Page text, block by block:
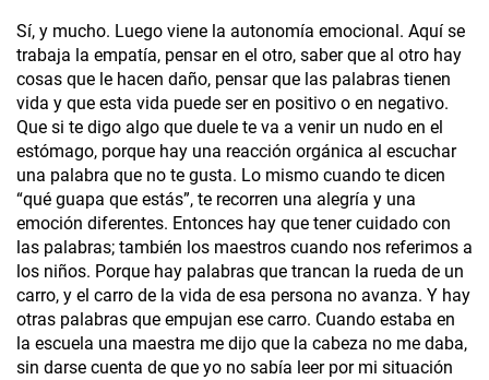
Sí, y mucho. Luego viene la autonomía emocional. Aquí se
trabaja la empatía, pensar en el otro, saber que al otro hay
cosas que le hacen daño, pensar que las palabras tienen
vida y que esta vida puede ser en positivo o en negativo.
Que si te digo algo que duele te va a venir un nudo en el
estómago, porque hay una reacción orgánica al escuchar
una palabra que no te gusta. Lo mismo cuando te dicen
“qué guapa que estás”, te recorren una alegría y una
emoción diferentes. Entonces hay que tener cuidado con
las palabras; también los maestros cuando nos referimos a
los niños. Porque hay palabras que trancan la rueda de un
carro, y el carro de la vida de esa persona no avanza. Y hay
otras palabras que empujan ese carro. Cuando estaba en
la escuela una maestra me dijo que la cabeza no me daba,
sin darse cuenta de que yo no sabía leer por mi situación